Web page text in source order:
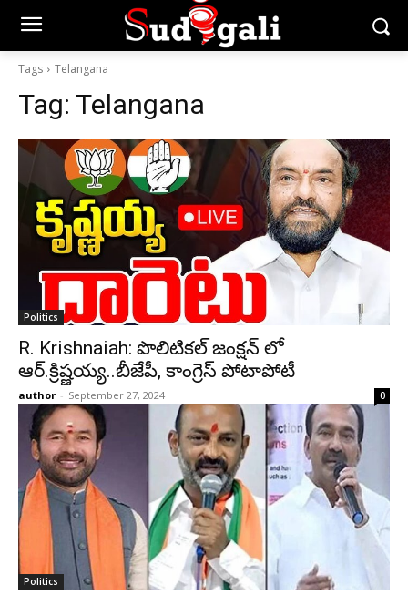
Tags Telangana
Tag: Telangana
Politics
R. Krishnaiah: పొలిటికల్ జంక్షన్ లో
ఆర్.క్రిష్ణయ్య..బీజేపీ, కాంగ్రెస్ పోటాపోటీ
author - September 27, 2024 0
Politics